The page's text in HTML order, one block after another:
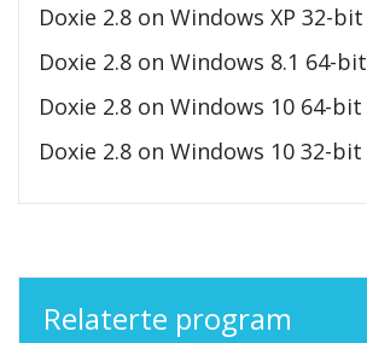
Doxie 2.8 on Windows XP 32-bit
Doxie 2.8 on Windows 8.1 64-bit
Doxie 2.8 on Windows 10 64-bit
Doxie 2.8 on Windows 10 32-bit
Relaterte program